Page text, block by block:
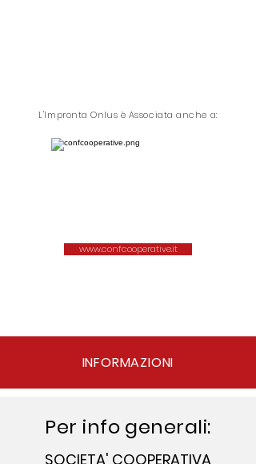
L'Impronta Onlus è Associata anche a:
www.confcooperative.it
INFORMAZIONI
Per info generali:
SOCIETA' COOPERATIVA